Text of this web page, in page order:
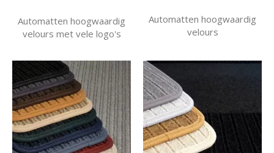
Automatten hoogwaardig
velours met vele logo's
Automatten hoogwaardig
velours